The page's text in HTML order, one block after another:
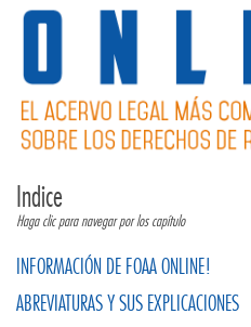
Indice
Haga clic para navegar por los capítulo
INFORMACIÓN DE FOAA ONLINE!
ABREVIATURAS Y SUS EXPLICACIONES